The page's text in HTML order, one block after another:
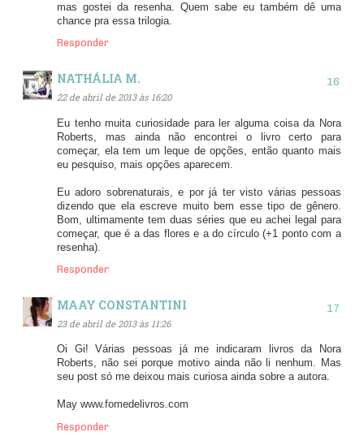
mas gostei da resenha. Quem sabe eu também dê uma
chance pra essa trilogia.
Responder
NATHÁLIA M.
22 de abril de 2013 às 16:20
Eu tenho muita curiosidade para ler alguma coisa da Nora
Roberts, mas ainda não encontrei o livro certo para
começar, ela tem um leque de opções, então quanto mais
eu pesquiso, mais opções aparecem.
Eu adoro sobrenaturais, e por já ter visto várias pessoas
dizendo que ela escreve muito bem esse tipo de gênero.
Bom, ultimamente tem duas séries que eu achei legal para
começar, que é a das flores e a do círculo (+1 ponto com a
resenha).
Responder
MAAY CONSTANTINI
23 de abril de 2013 às 11:26
Oi Gi! Várias pessoas já me indicaram livros da Nora
Roberts, não sei porque motivo ainda não li nenhum. Mas
seu post só me deixou mais curiosa ainda sobre a autora.
May www.fomedelivros.com
Responder